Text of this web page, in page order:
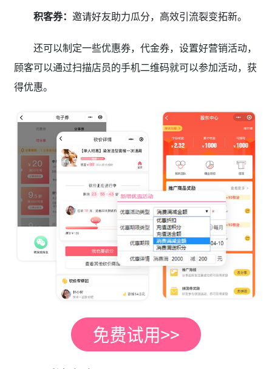
积客券： 邀请好友助力瓜分，高效引流裂变拓新。
还可以制定一些优惠券，代金券，设置好营销活动，
顾客可以通过扫描店员的手机二维码就可以参加活动，获
得优惠。